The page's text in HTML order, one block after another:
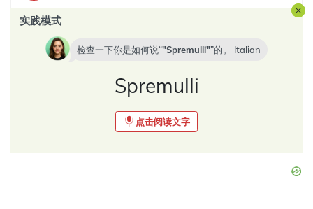
实践模式
检查一下你是如何说“ Spremulli ”的。 Italian
Spremulli
点击阅读文字